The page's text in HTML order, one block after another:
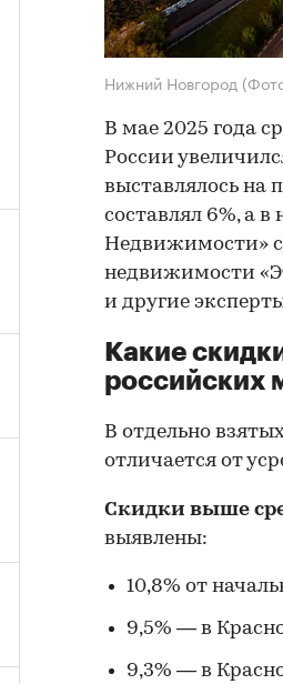
Нижний Новгород
В мае 2025 года
России
выставлялось на
составлял 6%, а
Недвижимости»
недвижимости
и другие
Какие
российских
В отдельно
отличается от
Скидки выше
выявлены:
10,8% от
9,5% — в
9,3% — в